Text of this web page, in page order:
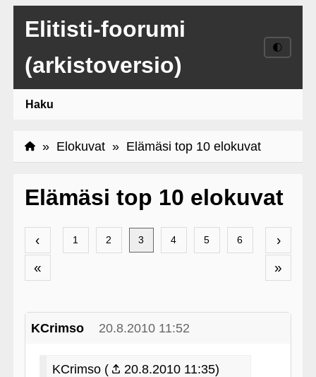
Elitisti-foorumi
(arkistoversio)
🌓
Haku
» Elokuvat» Elämäsi top 10 elokuvat
Elämäsi top 10 elokuvat
‹
«
›
»
1 2 3 4 5 6
KCrimso 20.8.2010 11:52
KCrimso (
20.8.2010 11:35)